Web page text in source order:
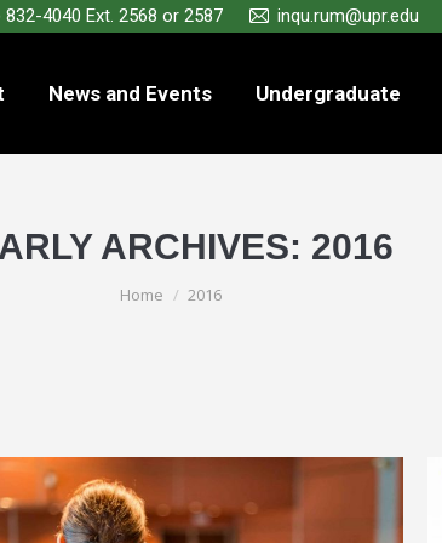
832-4040 Ext. 2568 or 2587 inqu.rum@upr.edu
News and Events Undergraduate
ARCHIVES: 2016
You are here:
Home 2016